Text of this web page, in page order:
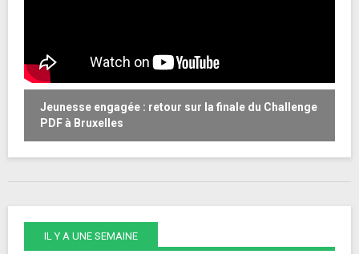
Jeunesse engagée : retour sur la finale du Challenge
PDF à Bruxelles
IL Y A UNE SEMAINE